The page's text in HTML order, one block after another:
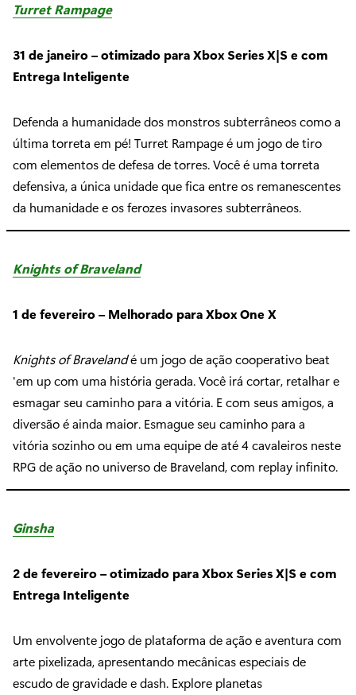
Turret Rampage
31 de janeiro – otimizado para Xbox Series X|S e com
Entrega Inteligente
Defenda a humanidade dos monstros subterrâneos como a
última torreta em pé! Turret Rampage é um jogo de tiro
com elementos de defesa de torres. Você é uma torreta
defensiva, a única unidade que fica entre os remanescentes
da humanidade e os ferozes invasores subterrâneos.
Knights of Braveland
1 de fevereiro – Melhorado para Xbox One X
Knights of Bravelandé um jogo de ação cooperativo beat
'em up com uma história gerada. Você irá cortar, retalhar e
esmagar seu caminho para a vitória. E com seus amigos, a
diversão é ainda maior. Esmague seu caminho para a
vitória sozinho ou em uma equipe de até 4 cavaleiros neste
RPG de ação no universo de Braveland, com replay infinito.
Ginsha
2 de fevereiro – otimizado para Xbox Series X|S e com
Entrega Inteligente
Um envolvente jogo de plataforma de ação e aventura com
arte pixelizada, apresentando mecânicas especiais de
escudo de gravidade e dash. Explore planetas